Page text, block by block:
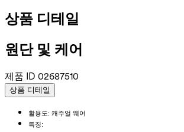
상품 디테일
원단 및 케어
제품 ID 02687510
상품 디테일
활용도: 캐주얼 웨어
특징: